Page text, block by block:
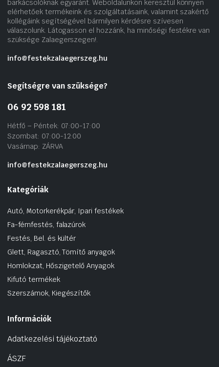
barkácsolóknak egyaránt. Weboldalunkon keresztül könnyen
elérhetőek termékeink és szolgáltatásaink, valamint szakértő
kollégáink segítségével bármilyen kérdésre szívesen
válaszolunk. Látogasson el hozzánk, ha minőségi festékre van
szüksége Zalaegerszegen!.
info@festekzalaegerszeg.hu
Segítségre van szüksége?
06 92 598 181
Hétfő – Péntek: 07:00-17:00
Szombat: 07:00-12:00
Vasárnap: ZÁRVA
info@festekzalaegerszeg.hu
Kategóriák
Autó, Motorkerékpár, Ipari festékek
Fa-fémfestés, falazúrok
Festés, Bel. és kültér
Glett, Ragasztó, Tömítő anyagok
Homlokzat, Hőszigetelő Anyagok
Kifutó termékek
Szerszámok, Kiegészítők
Információk
Adatkezelési tájékoztató
ÁSZF